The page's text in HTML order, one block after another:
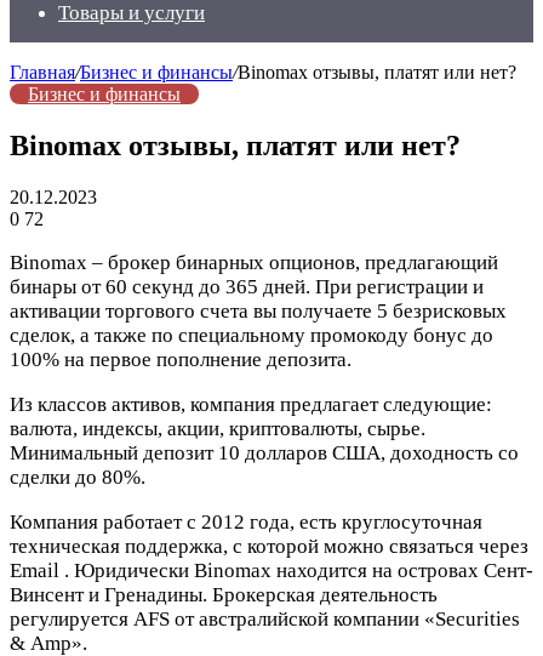
Товары и услуги
Главная/Бизнес и финансы/Binomax отзывы, платят или нет?
Бизнес и финансы
Binomax отзывы, платят или нет?
20.12.2023
0 72
Binomax – брокер бинарных опционов, предлагающий
бинары от 60 секунд до 365 дней. При регистрации и
активации торгового счета вы получаете 5 безрисковых
сделок, а также по специальному промокоду бонус до
100% на первое пополнение депозита.
Из классов активов, компания предлагает следующие:
валюта, индексы, акции, криптовалюты, сырье.
Минимальный депозит 10 долларов США, доходность со
сделки до 80%.
Компания работает с 2012 года, есть круглосуточная
техническая поддержка, с которой можно связаться через
Email . Юридически Binomax находится на островах Сент-
Винсент и Гренадины. Брокерская деятельность
регулируется AFS от австралийской компании «Securities
& Аmp».